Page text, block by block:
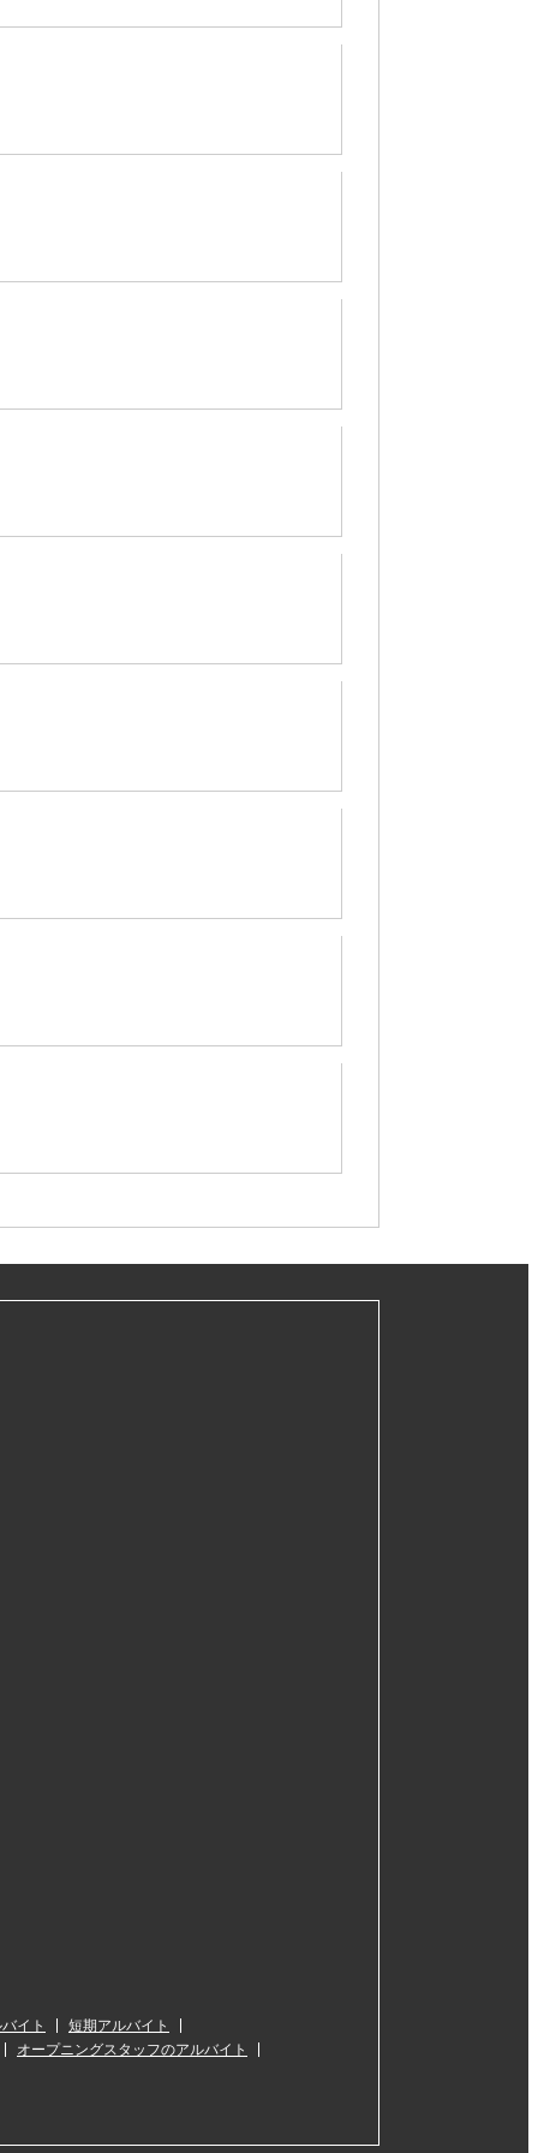
イト
短期アルバイト
オープニングスタッフのアルバイト